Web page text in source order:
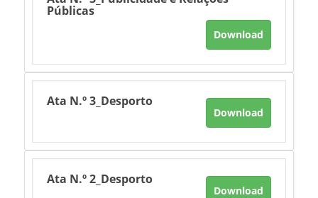
Públicas
Download
Ata N.º 3_Desporto
Download
Ata N.º 2_Desporto
Download